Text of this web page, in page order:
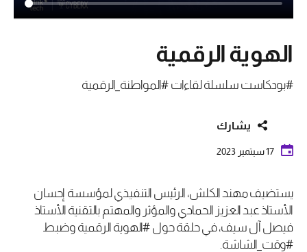
الهوية الرقمية
#بودكاست سلسلة لقاءات #المواطنة_الرقمية
يشارك
17 سبتمبر 2023
يستضيف مهند الكلش، الرئيس التنفيذي لمؤسسة إحسان
الأستاذ عبد العزيز الحمادي والمؤثر والمهتم بالتقنية الأستاذ
فيصل آل سيف، في حلقة حول #الهوية الرقمية وضبط
#وقت_الشاشة.